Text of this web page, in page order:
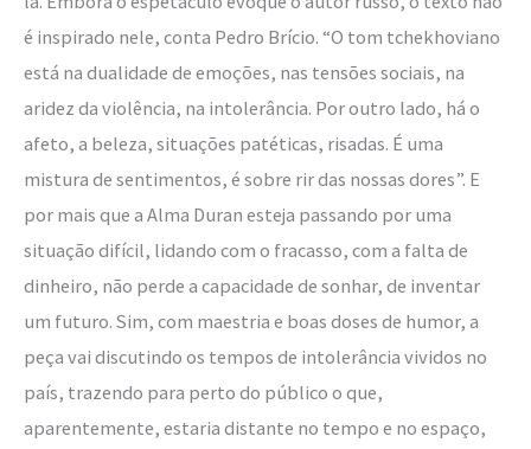
é inspirado nele, conta Pedro Brício. “O tom tchekhoviano
está na dualidade de emoções, nas tensões sociais, na
aridez da violência, na intolerância. Por outro lado, há o
afeto, a beleza, situações patéticas, risadas. É uma
mistura de sentimentos, é sobre rir das nossas dores”. E
por mais que a Alma Duran esteja passando por uma
situação difícil, lidando com o fracasso, com a falta de
dinheiro, não perde a capacidade de sonhar, de inventar
um futuro. Sim, com maestria e boas doses de humor, a
peça vai discutindo os tempos de intolerância vividos no
país, trazendo para perto do público o que,
aparentemente, estaria distante no tempo e no espaço,